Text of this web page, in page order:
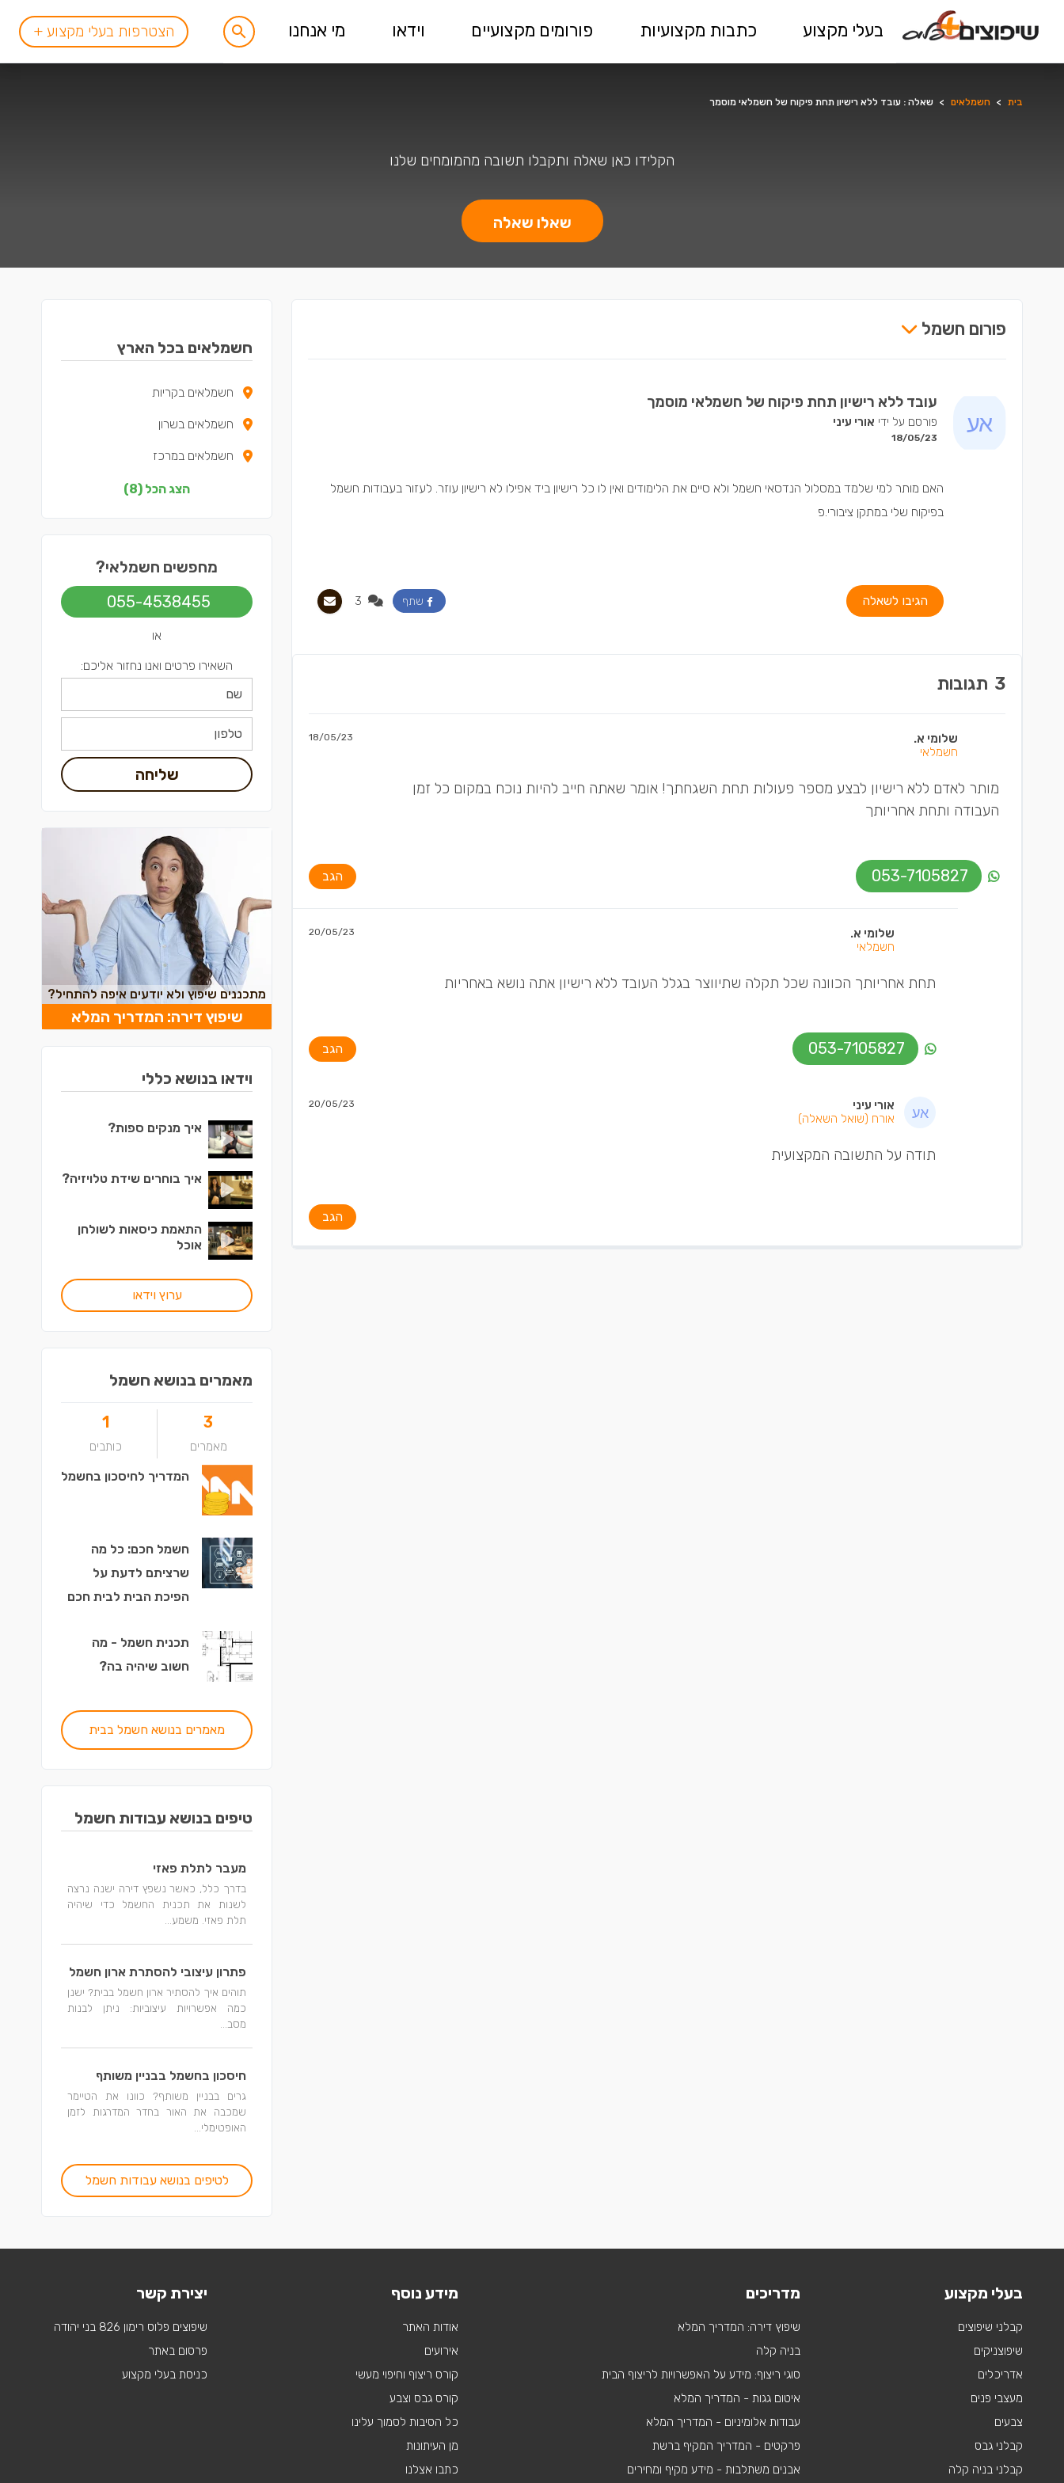
בעלי מקצוע כתבות מקצועיות פורומים מקצועיים וידאו מי אנחנו הצטרפות בעלי מקצוע +
בית > חשמלאים > שאלה : עובד ללא רישיון תחת פיקוח של חשמלאי מוסמך
הקלידו כאן שאלה ותקבלו תשובה מהמומחים שלנו
שאלו שאלה
פורום חשמל
עובד ללא רישיון תחת פיקוח של חשמלאי מוסמך
פורסם על ידי אורי עיני
18/05/23
האם מותר למי שלמד במסלול הנדסאי חשמל ולא סיים את הלימודים ואין לו כל רישיון ביד אפילו לא רישיון עוזר. לעזור בעבודות חשמל
בפיקוח שלי במתקן ציבורי.פ
הגיבו לשאלה שתף
3 תגובות
שלומי א.
חשמלאי
18/05/23
מותר לאדם ללא רישיון לבצע מספר פעולות תחת השגחתך! אומר שאתה חייב להיות נוכח במקום כל זמן
העבודה ותחת אחריותך
053-7105827 הגב
שלומי א.
חשמלאי
20/05/23
תחת אחריותך הכוונה שכל תקלה שתיווצר בגלל העובד ללא רישיון אתה נושא באחריות
053-7105827 הגב
אורי עיני
אורח (שואל השאלה)
20/05/23
תודה על התשובה המקצועית
הגב
חשמלאים בכל הארץ
חשמלאים בקריות
חשמלאים בשרון
חשמלאים במרכז
חשמלאים בצפון
חשמלאים בדרום
חשמלאים בירושלים
חשמלאים בתל אביב
הצג הכל (8)
מחפשים חשמלאי?
055-4538455
או
השאירו פרטים ואנו נחזור אליכם:
שליחה
מתכננים שיפוץ ולא יודעים איפה להתחיל?
שיפוץ דירה: המדריך המלא
וידאו בנושא כללי
איך מנקים ספות?
איך בוחרים שידת טלויזיה?
התאמת כיסאות לשולחן
אוכל
ערוץ וידאו
מאמרים בנושא חשמל
3
מאמרים
1
כותבים
המדריך לחיסכון בחשמל
חשמל חכם: כל מה
שרציתם לדעת על
הפיכת הבית לבית חכם
תכנית חשמל - מה
חשוב שיהיה בה?
מאמרים בנושא חשמל בבית
טיפים בנושא עבודות חשמל
מעבר לתלת פאזי
בדרך כלל, כאשר נשפץ דירה ישנה נרצה
לשנות את תכנית החשמל כדי שיהיה
תלת פאזי. משמע...
פתרון עיצובי להסתרת ארון חשמל
תוהים איך להסתיר ארון חשמל בבית? ישנן
כמה אפשרויות עיצוביות: ניתן לבנות
מסב...
חיסכון בחשמל בבניין משותף
גרים בבניין משותף? כוונו את הטיימר
שמכבה את האור בחדר המדרגות לזמן
האופטימלי...
לטיפים בנושא עבודות חשמל
בעלי מקצוע
קבלני שיפוצים
שיפוצניקים
אדריכלים
מעצבי פנים
צבעים
קבלני גבס
קבלני בניה קלה
מדריכים
שיפוץ דירה: המדריך המלא
בניה קלה
סוגי ריצוף: מידע על האפשרויות לריצוף הבית
איטום גגות - המדריך המלא
עבודות אלומיניום - המדריך המלא
פרקטים - המדריך המקיף ברשת
אבנים משתלבות - מידע מקיף ומחירים
מידע נוסף
אודות האתר
אירועים
קורס ריצוף וחיפוי מעשי
קורס גבס וצבע
כל הסיבות לסמוך עלינו
מן העיתונות
כתבו אצלנו
יצירת קשר
שיפוצים פלוס רימון 826 בני יהודה
פרסום באתר
כניסת בעלי מקצוע